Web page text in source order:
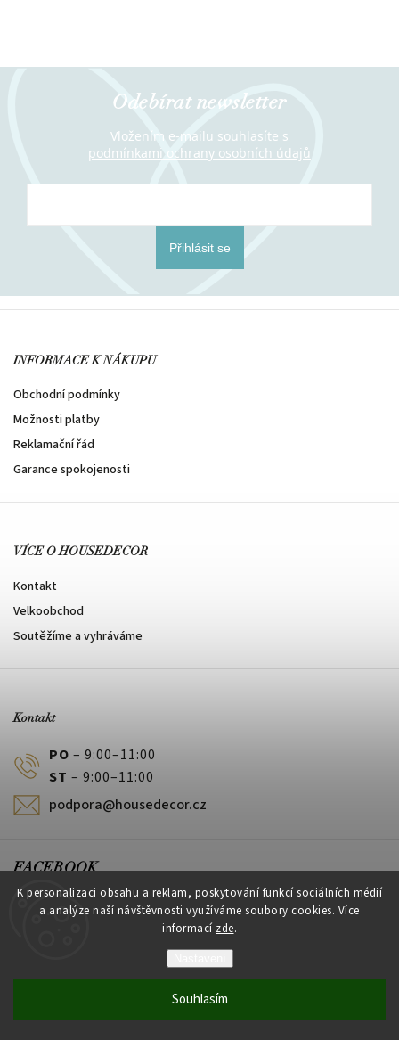
K personalizaci obsahu a reklam, poskytování funkcí sociálních médií
a analýze naší návštěvnosti využíváme soubory cookies. Více
informací zde.
Souhlasím
Odebírat newsletter
Vložením e-mailu souhlasíte s
podmínkami ochrany osobních údajů
Přihlásit se
INFORMACE K NÁKUPU
Obchodní podmínky
Možnosti platby
Reklamační řád
Garance spokojenosti
VÍCE O HOUSEDECOR
Kontakt
Velkoobchod
Soutěžíme a vyhráváme
Kontakt
PO – 9:00–11:00
ST – 9:00–11:00
podpora@housedecor.cz
FACEBOOK